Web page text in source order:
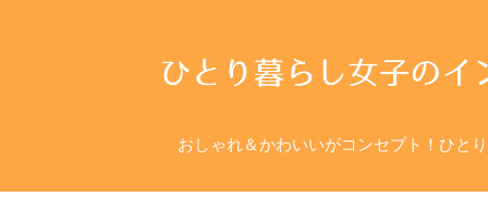
おしゃれ＆かわいいがコンセプト！ひと